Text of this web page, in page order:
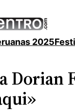
2025
Dorian